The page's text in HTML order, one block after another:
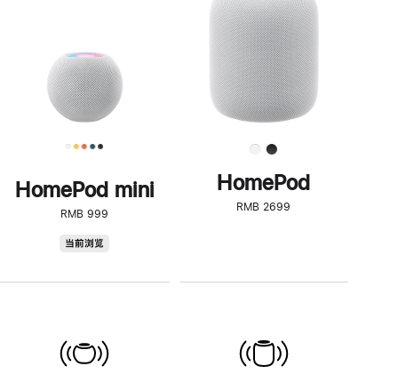
HomePod mini
RMB 999
当前浏览
了
解
HomePod<
HomePod
RMB 2699